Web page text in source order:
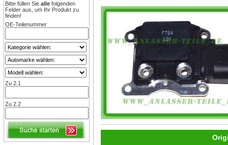
Bitte füllen Sie alle folgenden
Felder aus, um Ihr Produkt zu
finden!
OE-Teilenummer
Zu 2.1
Zu 2.2